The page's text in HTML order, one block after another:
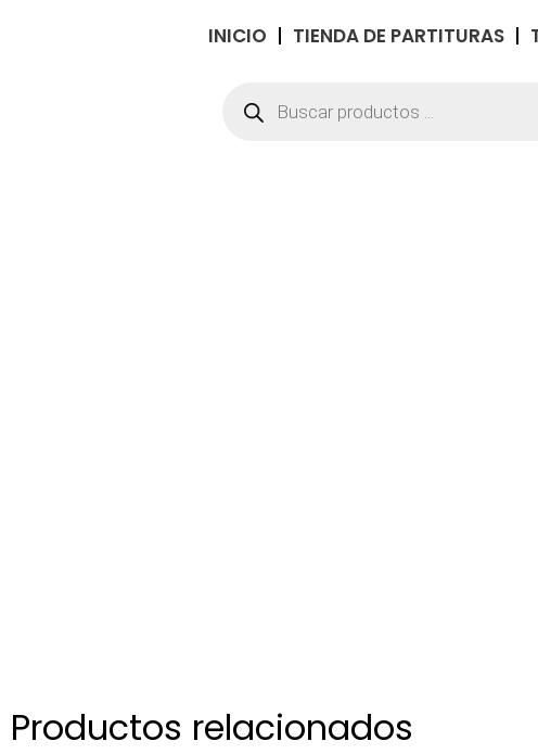
INICIO TIENDA DE PARTITURAS
Productos relacionados